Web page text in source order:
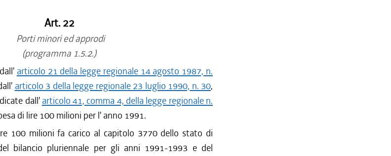
Art. 22
Porti minori ed approdi
(programma 1.5.2.)
articolo 21 della legge regionale 14 agosto 1987, n.
articolo 3 della legge regionale 23 luglio 1990, n. 30,
dall' articolo 41, comma 4, della legge regionale n.
di lire 100 milioni per l' anno 1991.
100 milioni fa carico al capitolo 3770 dello stato di
bilancio pluriennale per gli anni 1991-1993 e del